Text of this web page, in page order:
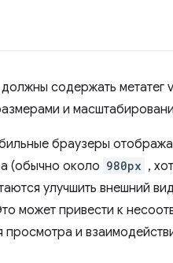
содержать метатег
и
браузеры
(обычно около 980px ,
улучшить внешний
может привести к
и